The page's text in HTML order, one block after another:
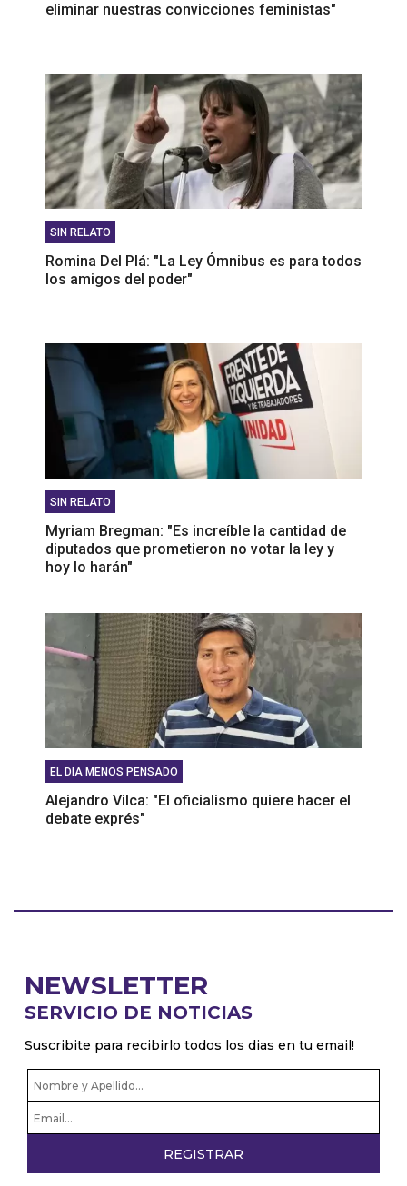
eliminar nuestras convicciones feministas"
SIN RELATO
Romina Del Plá: "La Ley Ómnibus es para todos
los amigos del poder"
SIN RELATO
Myriam Bregman: "Es increíble la cantidad de
diputados que prometieron no votar la ley y
hoy lo harán"
EL DIA MENOS PENSADO
Alejandro Vilca: "El oficialismo quiere hacer el
debate exprés"
NEWSLETTER
SERVICIO DE NOTICIAS
Suscribite para recibirlo todos los dias en tu email!